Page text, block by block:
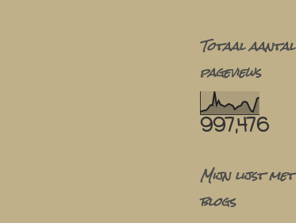
Totaal aantal
pageviews
997,476
Mijn lijst met
blogs